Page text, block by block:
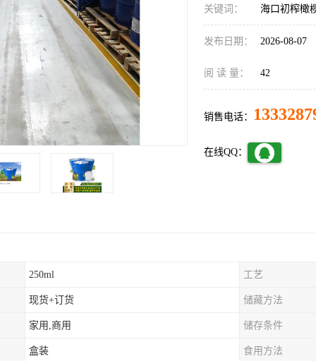
关键词： 海口初榨橄
发布日期： 2026-08-07
阅 读 量： 42
销售电话：
在线QQ：
250ml 工艺
现货+订货 储藏方法
家用,商用 储存条件
盒装 食用方法